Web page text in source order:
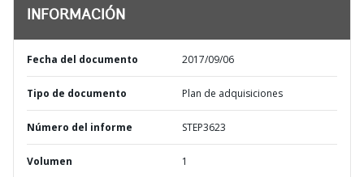
INFORMACIÓN
Fecha del documento 2017/09/06
Tipo de documento Plan de adquisiciones
Número del informe STEP3623
Volumen 1